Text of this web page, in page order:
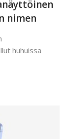
nimen
huhuissa